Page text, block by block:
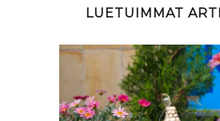
LUETUIMMAT